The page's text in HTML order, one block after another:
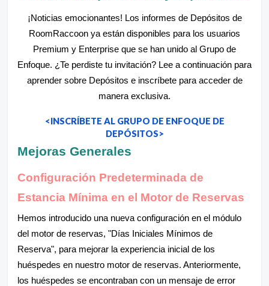
¡Noticias emocionantes! Los informes de Depósitos de
RoomRaccoon ya están disponibles para los usuarios
Premium y Enterprise que se han unido al Grupo de
Enfoque. ¿Te perdiste tu invitación? Lee a continuación para
aprender sobre Depósitos e inscríbete para acceder de
manera exclusiva.
<INSCRÍBETE AL GRUPO DE ENFOQUE DE
DEPÓSITOS>
Mejoras Generales
Configuración Predeterminada de
Estancia Mínima en el Motor de Reservas
Hemos introducido una nueva configuración en el módulo
del motor de reservas, "Días Iniciales Mínimos de
Reserva", para mejorar la experiencia inicial de los
huéspedes en nuestro motor de reservas. Anteriormente,
los huéspedes se encontraban con un mensaje de error